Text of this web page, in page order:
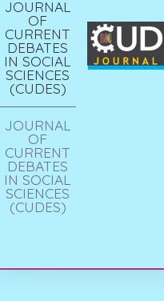
JOURNAL
OF
CURRENT
DEBATES
IN SOCIAL
SCIENCES
(CUDES)
JOURNAL
OF
CURRENT
DEBATES
IN SOCIAL
SCIENCES
(CUDES)